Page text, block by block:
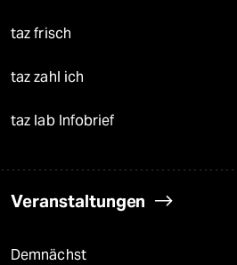
taz frisch
taz zahl ich
taz lab Infobrief
Veranstaltungen
Demnächst